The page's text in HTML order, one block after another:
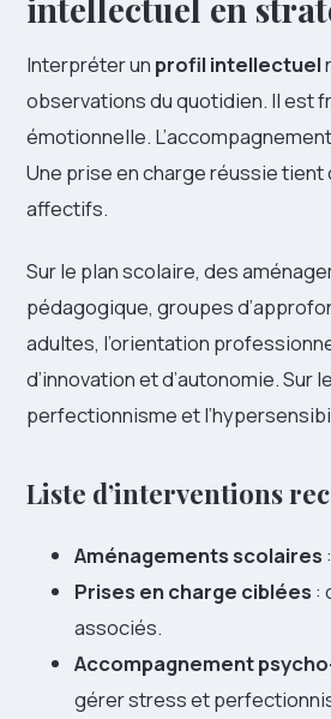
intellectuel en
Interpréter un profil intellectuel
observations du quotidien. Il est
émotionnelle.
Une prise en charge réussie
affectifs.
Sur le plan scolaire, des
pédagogique, groupes
adultes, l’orientation
d’innovation et d’autonomie.
perfectionnisme et
Liste d’interventions
Aménagements scolaires
Prises en charge ciblées :
associés.
Accompagnement
gérer stress et